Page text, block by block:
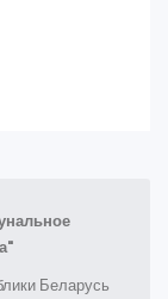
Беларусь